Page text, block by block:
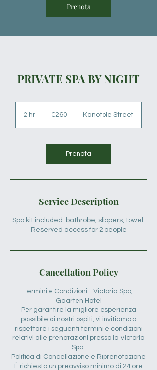
Prenota
PRIVATE SPA BY NIGHT
2 hr €260 Kanotole Street
Prenota
Service Description
Spa kit included: bathrobe, slippers, towel.
Reserved access for 2 people
Cancellation Policy
Termini e Condizioni - Victoria Spa,
Gaarten Hotel
Per garantire la migliore esperienza
possibile ai nostri ospiti, vi invitiamo a
rispettare i seguenti termini e condizioni
relativi alle prenotazioni presso la Victoria
Spa:
Politica di Cancellazione e Riprenotazione
È richiesto un preavviso minimo di 24 ore